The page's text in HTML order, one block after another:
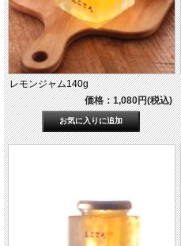
レモンジャム140g
価格：1,080円(税込)